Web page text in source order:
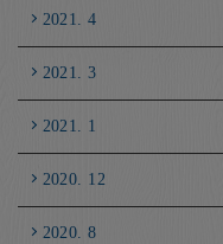
2021. 4
2021. 3
2021. 1
2020. 12
2020. 8